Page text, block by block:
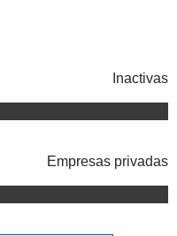
Inactivas
Empresas privadas